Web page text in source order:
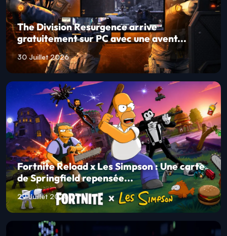
The Division Resurgence arrive
gratuitement sur PC avec une avent...
30 Juillet 2026
Fortnite Reload x Les Simpson : Une carte
de Springfield repensée...
29 Juillet 2026